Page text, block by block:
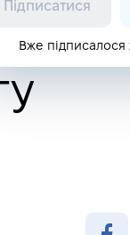
Підписатися
Вже підписалося